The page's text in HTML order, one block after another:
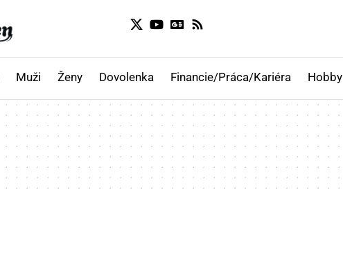
Muži Ženy Dovolenka Financie/Práca/Kariéra Hobby